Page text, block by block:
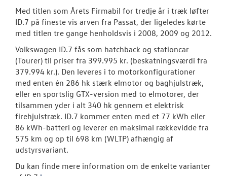
Med titlen som Årets Firmabil for tredje år i træk løfter
ID.7 på fineste vis arven fra Passat, der ligeledes kørte
med titlen tre gange henholdsvis i 2008, 2009 og 2012.
Volkswagen ID.7 fås som hatchback og stationcar
(Tourer) til priser fra 399.995 kr. (beskatningsværdi fra
379.994 kr.). Den leveres i to motorkonfigurationer
med enten én 286 hk stærk elmotor og baghjulstræk,
eller en sportslig GTX-version med to elmotorer, der
tilsammen yder i alt 340 hk gennem et elektrisk
firehjulstræk. ID.7 kommer enten med et 77 kWh eller
86 kWh-batteri og leverer en maksimal rækkevidde fra
575 km og op til 698 km (WLTP) afhængig af
udstyrsvariant.
Du kan finde mere information om de enkelte varianter